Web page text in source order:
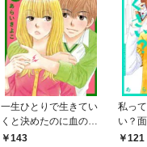
一生ひとりで生きてい
くと決めたのに血のつ
ながらない兄が同居し
143
私っ
い？
イク121